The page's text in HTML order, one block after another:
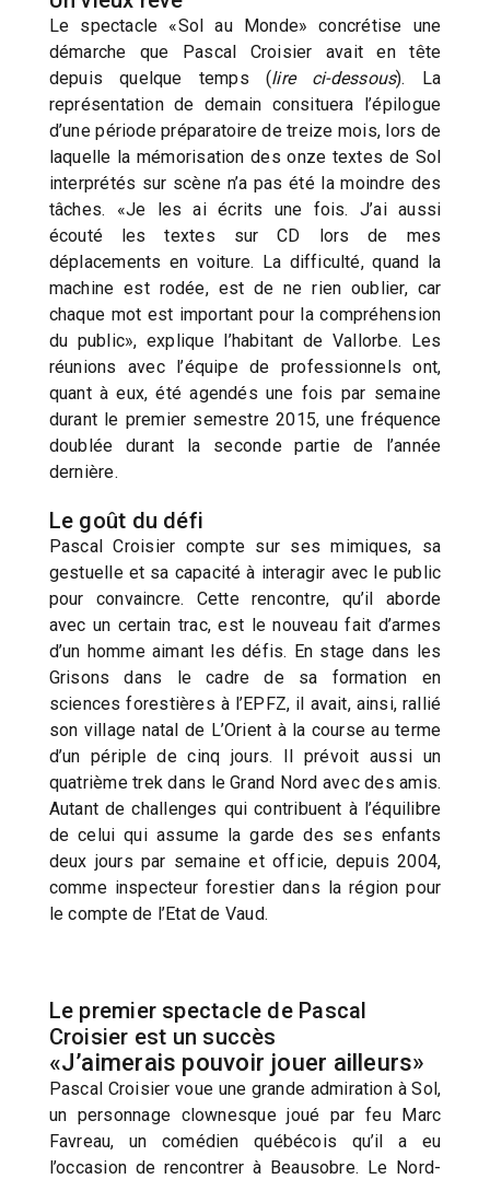
Le spectacle «Sol au Monde» concrétise une
démarche que Pascal Croisier avait en tête
depuis quelque temps (lire ci-dessous). La
représentation de demain consituera l’épilogue
d’une période préparatoire de treize mois, lors de
laquelle la mémorisation des onze textes de Sol
interprétés sur scène n’a pas été la moindre des
tâches. «Je les ai écrits une fois. J’ai aussi
écouté les textes sur CD lors de mes
déplacements en voiture. La difficulté, quand la
machine est rodée, est de ne rien oublier, car
chaque mot est important pour la compréhension
du public», explique l’habitant de Vallorbe. Les
réunions avec l’équipe de professionnels ont,
quant à eux, été agendés une fois par semaine
durant le premier semestre 2015, une fréquence
doublée durant la seconde partie de l’année
dernière.
Le goût du défi
Pascal Croisier compte sur ses mimiques, sa
gestuelle et sa capacité à interagir avec le public
pour convaincre. Cette rencontre, qu’il aborde
avec un certain trac, est le nouveau fait d’armes
d’un homme aimant les défis. En stage dans les
Grisons dans le cadre de sa formation en
sciences forestières à l’EPFZ, il avait, ainsi, rallié
son village natal de L’Orient à la course au terme
d’un périple de cinq jours. Il prévoit aussi un
quatrième trek dans le Grand Nord avec des amis.
Autant de challenges qui contribuent à l’équilibre
de celui qui assume la garde des ses enfants
deux jours par semaine et officie, depuis 2004,
comme inspecteur forestier dans la région pour
le compte de l’Etat de Vaud.
Le premier spectacle de Pascal
Croisier est un succès
«J’aimerais pouvoir jouer ailleurs»
Pascal Croisier voue une grande admiration à Sol,
un personnage clownesque joué par feu Marc
Favreau, un comédien québécois qu’il a eu
l’occasion de rencontrer à Beausobre. Le Nord-